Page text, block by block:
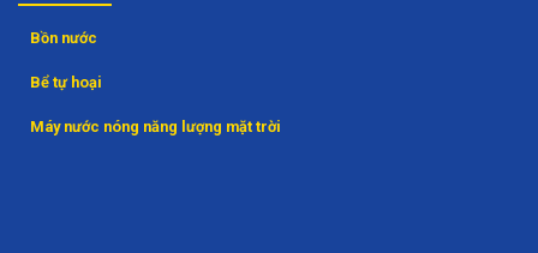
Bồn nước
Bể tự hoại
Máy nước nóng năng lượng mặt trời